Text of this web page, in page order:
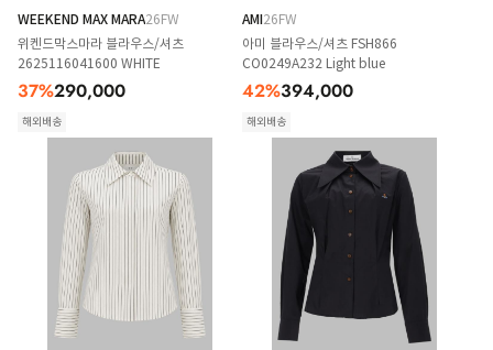
WEEKEND MAX MARA26FW
위켄드막스마라 블라우스/셔츠
2625116041600 WHITE
37%290,000
해외배송
AMI26FW
아미 블라우스/셔츠 FSH866
CO0249A232 Light blue
42%394,000
해외배송